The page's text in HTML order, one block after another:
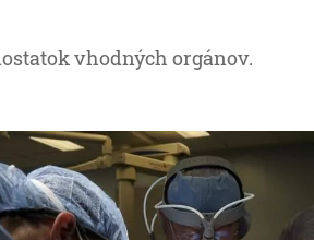
vhodných orgánov.